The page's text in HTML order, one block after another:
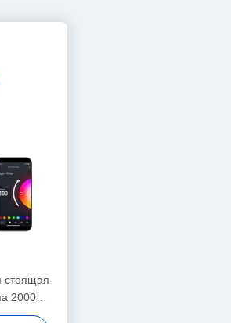
стоящая
2000